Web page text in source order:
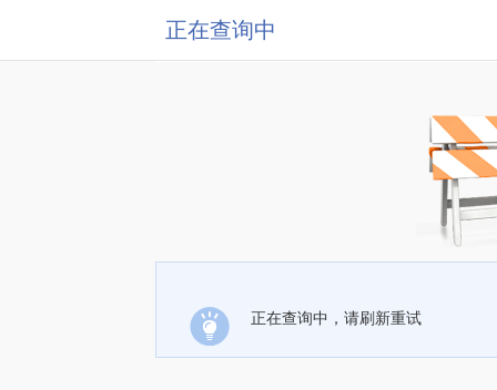
正在查询中
正在查询中，请刷新重试